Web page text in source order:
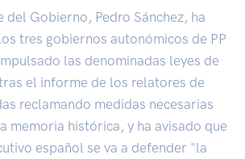
del Gobierno, Pedro Sánchez, ha
tres gobiernos autonómicos de PP
las denominadas leyes de
el informe de los relatores de
reclamando medidas necesarias
memoria histórica, y ha avisado que
español se va a defender "la